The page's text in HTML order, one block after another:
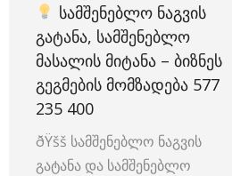
ᲡᲐᲛᲨᲔᲜᲔᲑᲚᲝ ᲜᲐᲒᲕᲘᲡ
ᲒᲐᲢᲐᲜᲐ, ᲡᲐᲛᲨᲔᲜᲔᲑᲚᲝ
ᲛᲐᲡᲐᲚᲘᲡ ᲛᲘᲢᲐᲜᲐ – ᲑᲘᲖᲜᲔᲡ
ᲒᲔᲒᲛᲔᲑᲘᲡ ᲛᲝᲛᲖᲐᲓᲔᲑᲐ 577
235 400
ðŸšš სამშენებლო ნაგვის
გატანა და სამშენებლო